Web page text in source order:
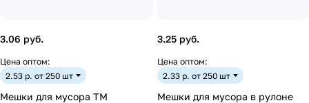
3.06 руб.
Цена оптом:
2.53 р. от 250 шт
Мешки для мусора ТМ
3.25 руб.
Цена оптом:
2.33 р. от 250 шт
Мешки для мусора в рулоне